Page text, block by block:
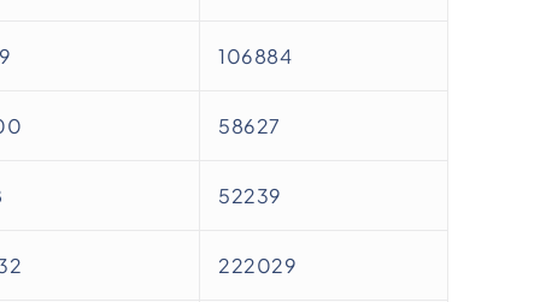
106884
58627
52239
222029